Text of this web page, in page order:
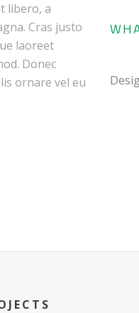
libero, a
Cras justo
laoreet
Donec
ornare vel eu